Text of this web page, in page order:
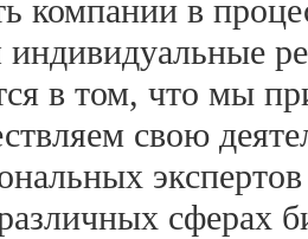
компании в
индивидуальные
в том, что мы
свою
сферах